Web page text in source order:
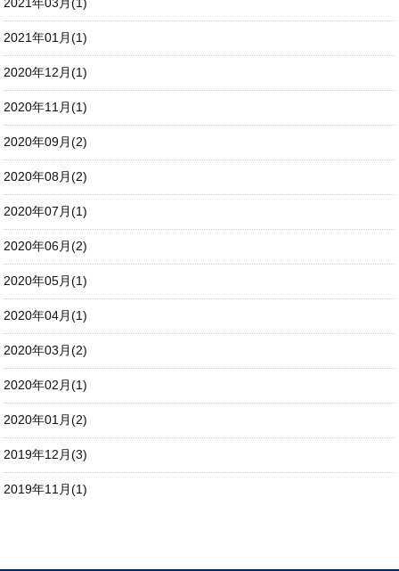
2021年01月(1)
2020年12月(1)
2020年11月(1)
2020年09月(2)
2020年08月(2)
2020年07月(1)
2020年06月(2)
2020年05月(1)
2020年04月(1)
2020年03月(2)
2020年02月(1)
2020年01月(2)
2019年12月(3)
2019年11月(1)